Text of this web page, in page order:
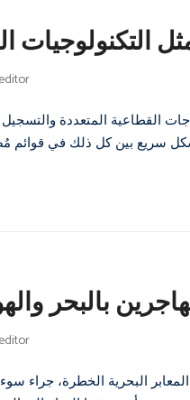
التكنولوجيات
القطاعية المتعددة
بالبحر
البحرية الخطرة، جراء